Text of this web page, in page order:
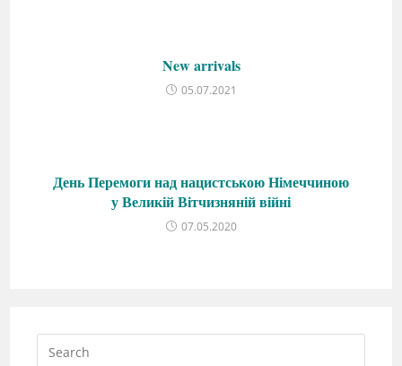
New arrivals
05.07.2021
День Перемоги над нацистською Німеччиною
у Великій Вітчизняній війні
07.05.2020